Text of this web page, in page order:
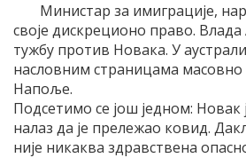
Министар за имиграције,
своје дискреционо право. Влада
тужбу против Новака. У
насловним страницама масовно
Напоље.
Подсетимо се још једном: Новак
налаз да је прележао ковид.
није никаква здравствена